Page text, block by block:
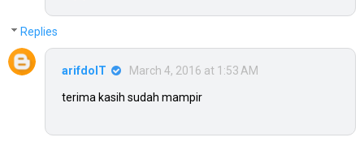
Replies
arifdoIT March 4, 2016 at 1:53 AM
terima kasih sudah mampir